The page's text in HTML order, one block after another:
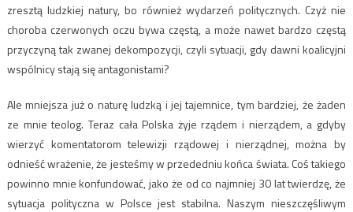
zresztą ludzkiej natury, bo również wydarzeń politycznych. Czyż nie
choroba czerwonych oczu bywa częstą, a może nawet bardzo częstą
przyczyną tak zwanej dekompozycji, czyli sytuacji, gdy dawni koalicyjni
wspólnicy stają się antagonistami?
Ale mniejsza już o naturę ludzką i jej tajemnice, tym bardziej, że żaden
ze mnie teolog. Teraz cała Polska żyje rządem i nierządem, a gdyby
wierzyć komentatorom telewizji rządowej i nierządnej, można by
odnieść wrażenie, że jesteśmy w przededniu końca świata. Coś takiego
powinno mnie konfundować, jako że od co najmniej 30 lat twierdzę, że
sytuacja polityczna w Polsce jest stabilna. Naszym nieszczęśliwym